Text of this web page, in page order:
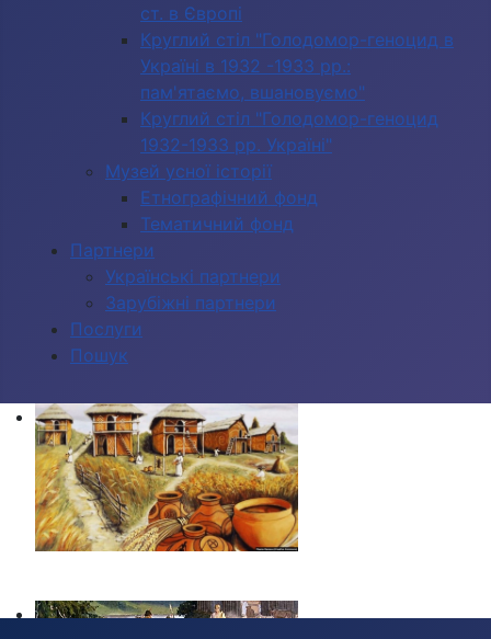
ст. в Європі
Круглий стіл "Голодомор-геноцид в
Україні в 1932 -1933 рр.:
пам'ятаємо, вшановуємо"
Круглий стіл "Голодомор-геноцид
1932-1933 рр. Україні"
Музей усної історії
Етнографічний фонд
Тематичний фонд
Партнери
Українські партнери
Зарубіжні партнери
Послуги
Пошук